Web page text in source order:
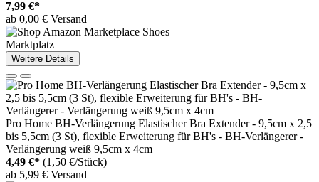
7,99 €*
ab 0,00 € Versand
Marktplatz
Weitere Details
Pro Home BH-Verlängerung Elastischer Bra Extender - 9,5cm x 2,5
bis 5,5cm (3 St), flexible Erweiterung für BH's - BH-Verlängerer -
Verlängerung weiß 9,5cm x 4cm
4,49 €* (1,50 €/Stück)
ab 5,99 € Versand